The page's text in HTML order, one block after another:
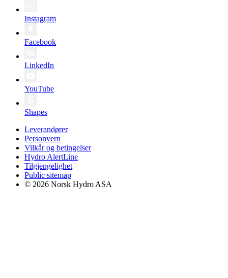
Instagram
Facebook
LinkedIn
YouTube
Shapes
Leverandører
Personvern
Vilkår og betingelser
Hydro AlertLine
Tilgjengelighet
Public sitemap
© 2026 Norsk Hydro ASA